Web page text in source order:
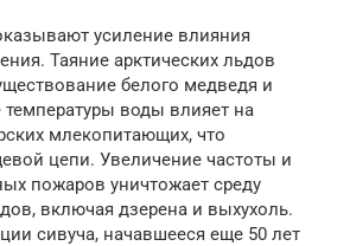
усиление влияния
Таяние арктических льдов
белого медведя и
воды влияет на
млекопитающих, что
цепи. Увеличение частоты и
пожаров уничтожает среду
включая дзерена и выхухоль.
сивуча, начавшееся еще 50 лет